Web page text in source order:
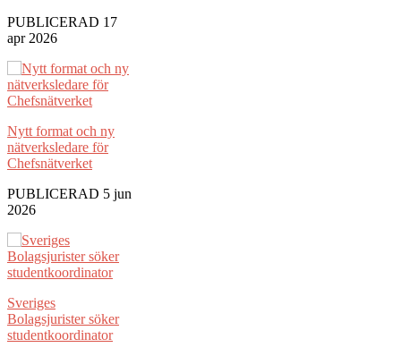
PUBLICERAD 17
apr 2026
Nytt format och ny
nätverksledare för
Chefsnätverket
PUBLICERAD 5 jun
2026
Sveriges
Bolagsjurister söker
studentkoordinator